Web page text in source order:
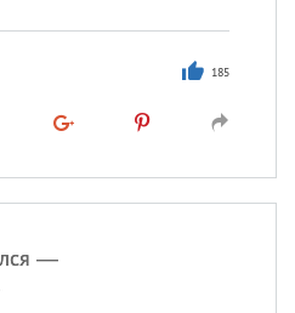
185
—